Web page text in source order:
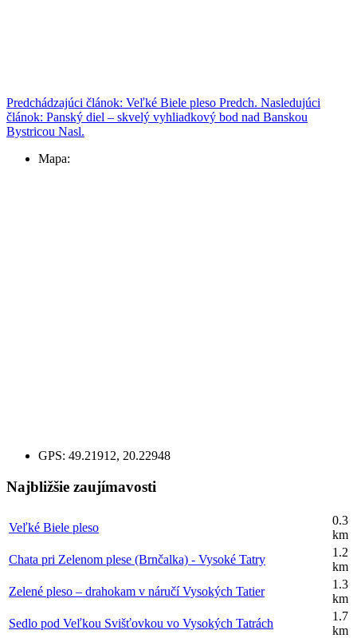
Predchádzajúci článok: Veľké Biele pleso Predch. Nasledujúci
článok: Panský diel – skvelý vyhliadkový bod nad Banskou
Bystricou Nasl.
Mapa:
GPS: 49.21912, 20.22948
Najbližšie zaujímavosti
Veľké Biele pleso
0.3
km
Chata pri Zelenom plese (Brnčalka) - Vysoké Tatry
1.2
km
Zelené pleso – drahokam v náručí Vysokých Tatier
1.3
km
Sedlo pod Veľkou Svišťovkou vo Vysokých Tatrách
1.7
km